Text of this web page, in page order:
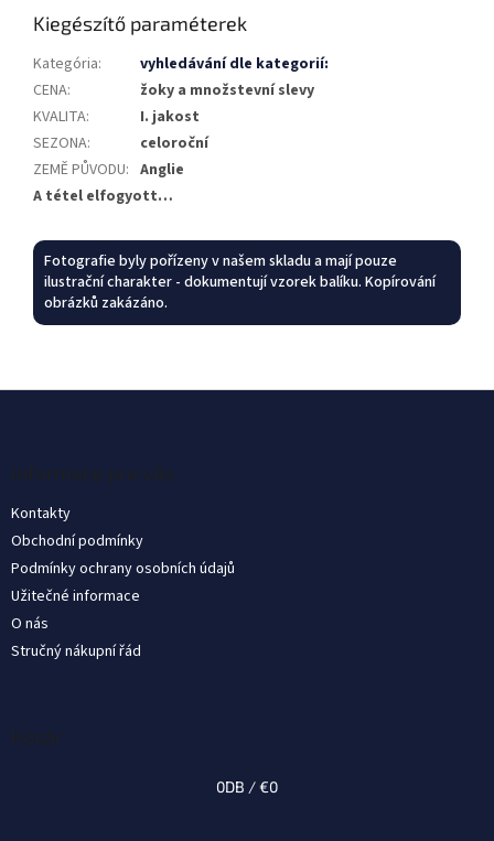
Kiegészítő paraméterek
Kategória:
vyhledávání dle kategorií:
CENA:
žoky a množstevní slevy
KVALITA:
I. jakost
SEZONA:
celoroční
ZEMĚ PŮVODU: Anglie
A tétel elfogyott…
Fotografie byly pořízeny v našem skladu a mají pouze
ilustrační charakter - dokumentují vzorek balíku. Kopírování
obrázků zakázáno.
Informace pro vás
Kontakty
Obchodní podmínky
Podmínky ochrany osobních údajů
Užitečné informace
O nás
Stručný nákupní řád
Kosár
0DB /€0